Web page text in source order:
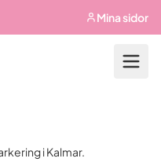
Mina sidor
i Kalmar.